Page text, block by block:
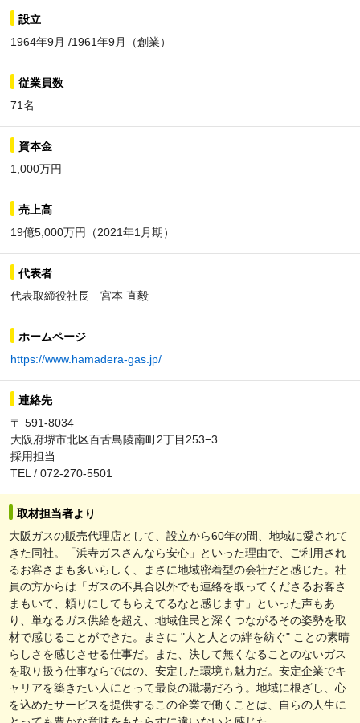
設立
1964年9月 /1961年9月（創業）
従業員数
71名
資本金
1,000万円
売上高
19億5,000万円（2021年1月期）
代表者
代表取締役社長 宮本 直毅
ホームページ
https://www.hamadera-gas.jp/
連絡先
〒 591-8034
大阪府堺市北区百舌鳥陵南町2丁目253−3
採用担当
TEL / 072-270-5501
取材担当者より
大阪ガスの販売代理店として、設立から60年の間、地域に愛されて
きた同社。「浜寺ガスさんなら安心」といった理由で、ご利用され
るお客さまも多いらしく、まさに地域密着型の会社だと感じた。社
員の方からは「ガスの不具合以外でも連絡を取ってくださるお客さ
まもいて、頼りにしてもらえてるなと感じます」といった声もあ
り、単なるガス供給を超え、地域住民と深くつながるその姿勢を取
材で感じることができた。まさに "人と人との絆を紡ぐ" ことの素晴
らしさを感じさせる仕事だ。また、決して無くなることのないガス
を取り扱う仕事ならではの、安定した環境も魅力だ。安定企業でキ
ャリアを築きたい人にとって最良の職場だろう。地域に根ざし、心
を込めたサービスを提供するこの企業で働くことは、自らの人生に